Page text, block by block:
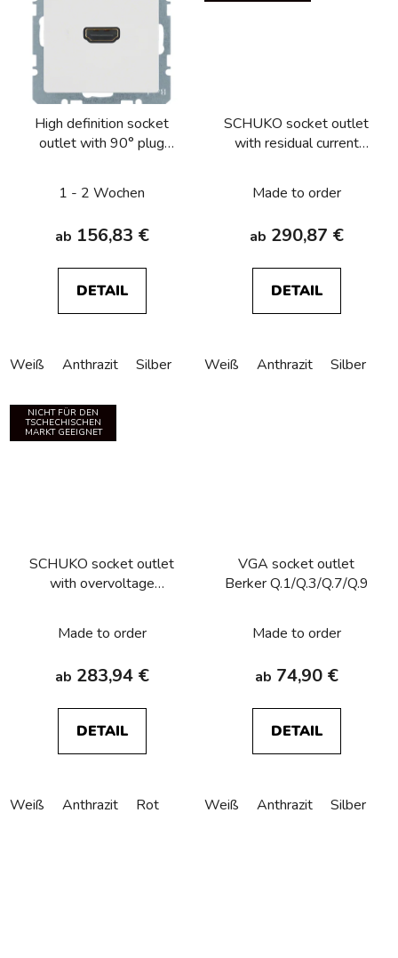
High definition socket
outlet with 90° plug
1 - 2 Wochen
ab 156,83 €
DETAIL
Weiß Anthrazit Silber
SCHUKO socket outlet
with residual current
Made to order
ab 290,87 €
DETAIL
Weiß Anthrazit Silber
NICHT FÜR DEN
TSCHECHISCHEN
MARKT GEEIGNET
SCHUKO socket outlet
with overvoltage
Q.1/Q.3/Q.7/Q.9
Made to order
ab 283,94 €
DETAIL
Weiß Anthrazit Rot
VGA socket outlet
Berker Q.1/Q.3/Q.7/Q.9
Made to order
ab 74,90 €
DETAIL
Weiß Anthrazit Silber